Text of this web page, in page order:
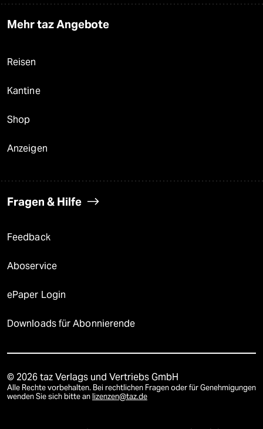
Mehr taz Angebote
Reisen
Kantine
Shop
Anzeigen
Fragen & Hilfe
Feedback
Aboservice
ePaper Login
Downloads für Abonnierende
© 2026 taz Verlags und Vertriebs GmbH
Alle Rechte vorbehalten. Bei rechtlichen Fragen oder für Genehmigungen
wenden Sie sich bitte an lizenzen@taz.de